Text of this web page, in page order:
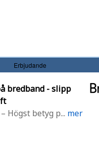
Erbjudande
bredband - slipp
Högst betyg p... mer